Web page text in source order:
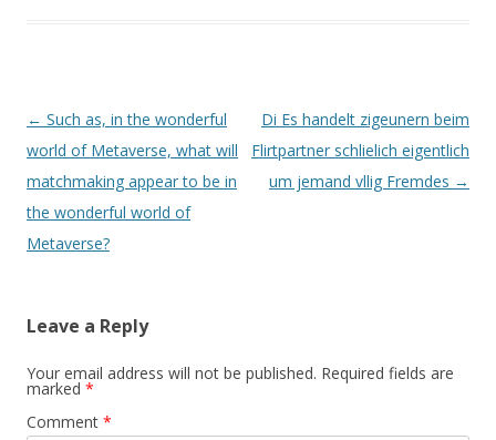
Post navigation
← Such as, in the wonderful
world of Metaverse, what will
matchmaking appear to be in
the wonderful world of
Metaverse?
Di Es handelt zigeunern beim
Flirtpartner schlielich eigentlich
um jemand vllig Fremdes →
Leave a Reply
Your email address will not be published. Required fields are
marked *
Comment *